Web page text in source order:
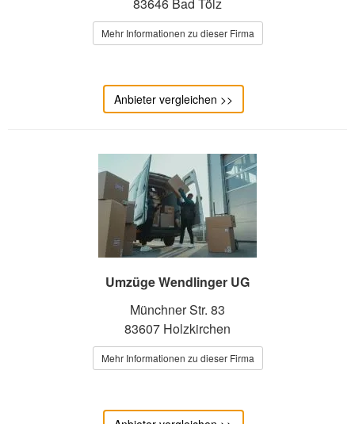
Mehr Informationen zu dieser Firma
Anbieter vergleichen >>
Umzüge Wendlinger UG
Münchner Str. 83
83607 Holzkirchen
Mehr Informationen zu dieser Firma